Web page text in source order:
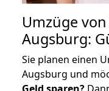
Umzüge
Augsburg:
Sie planen einen
Augsburg und